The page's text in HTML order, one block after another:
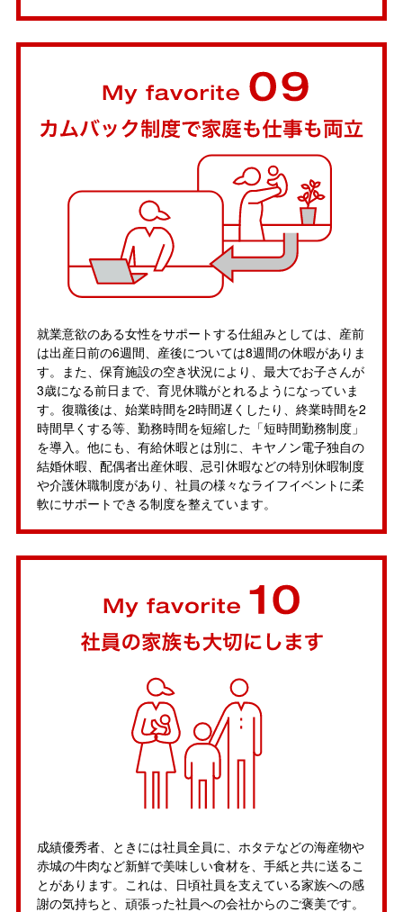
就業意欲のある女性をサポートする仕組みとしては、産前
は出産日前の6週間、産後については8週間の休暇がありま
す。また、保育施設の空き状況により、最大でお子さんが
3歳になる前日まで、育児休職がとれるようになっていま
す。復職後は、始業時間を2時間遅くしたり、終業時間を2
時間早くする等、勤務時間を短縮した「短時間勤務制度」
を導入。他にも、有給休暇とは別に、キヤノン電子独自の
結婚休暇、配偶者出産休暇、忌引休暇などの特別休暇制度
や介護休職制度があり、社員の様々なライフイベントに柔
軟にサポートできる制度を整えています。
成績優秀者、ときには社員全員に、ホタテなどの海産物や
赤城の牛肉など新鮮で美味しい食材を、手紙と共に送るこ
とがあります。これは、日頃社員を支えている家族への感
謝の気持ちと、頑張った社員への会社からのご褒美です。